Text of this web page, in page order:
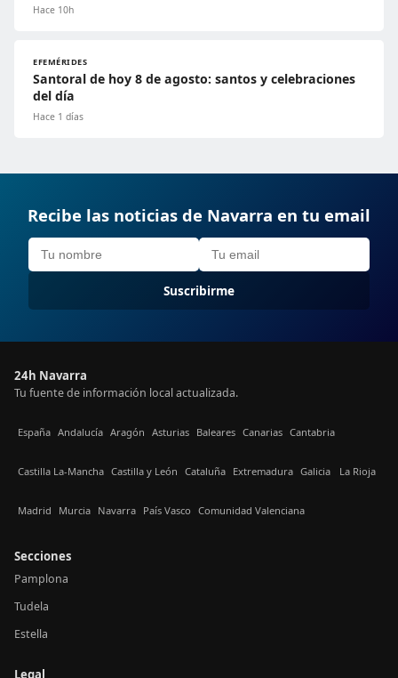
Hace 10h
EFEMÉRIDES
Santoral de hoy 8 de agosto: santos y celebraciones
del día
Hace 1 días
Recibe las noticias de Navarra en tu email
Suscribirme
24h Navarra
Tu fuente de información local actualizada.
España Andalucía Aragón Asturias Baleares Canarias Cantabria
Castilla La-Mancha Castilla y León Cataluña Extremadura Galicia La Rioja
Madrid Murcia Navarra País Vasco Comunidad Valenciana
Secciones
Pamplona
Tudela
Estella
Legal